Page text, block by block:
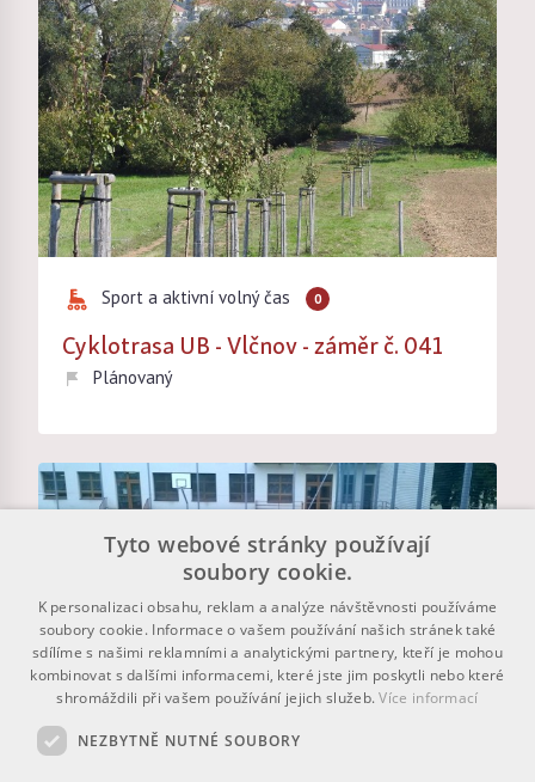
Sport a aktivní volný čas 0
Cyklotrasa UB - Vlčnov - záměr č. 041
Plánovaný
Tyto webové stránky používají
soubory cookie.
K personalizaci obsahu, reklam a analýze návštěvnosti používáme
soubory cookie. Informace o vašem používání našich stránek také
sdílíme s našimi reklamními a analytickými partnery, kteří je mohou
kombinovat s dalšími informacemi, které jste jim poskytli nebo které
shromáždili při vašem používání jejich služeb.Více informací
NEZBYTNĚ NUTNÉ SOUBORY